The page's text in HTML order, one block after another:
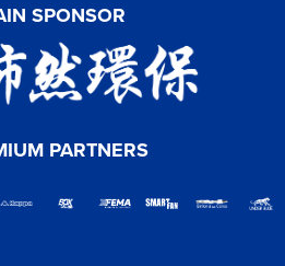
SPONSOR
PARTNERS